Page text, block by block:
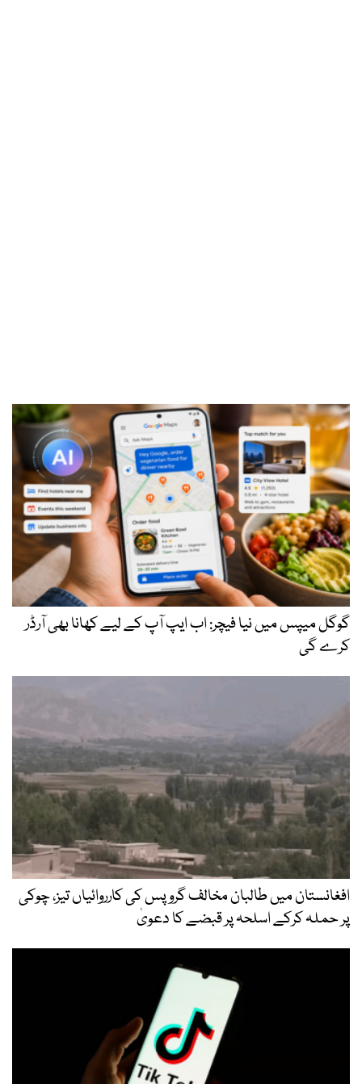
گوگل میپس میں نیا فیچر: اب ایپ آپ کے لیے کھانا بھی آرڈر
کرے گی
افغانستان میں طالبان مخالف گروپس کی کارروائیاں تیز، چوکی
پر حملہ کرکے اسلحہ پر قبضے کا دعویٰ